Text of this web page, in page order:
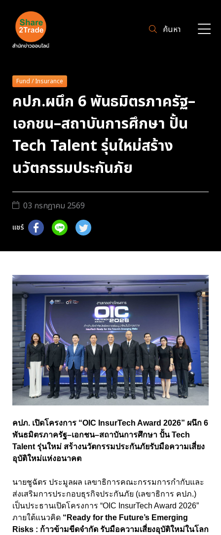
ค้นหา
Fund / Insurance
คปภ.ผนึก 6 พันธมิตรภาครัฐ–
เอกชน–สถาบันการศึกษา ปั้น
Tech Talent รุ่นใหม่สร้าง
นวัตกรรมประกันภัย
03 กรกฎาคม 2569
แชร์
คปภ. เปิดโครงการ “OIC InsurTech Award 2026” ผนึก 6
พันธมิตรภาครัฐ–เอกชน–สถาบันการศึกษา ปั้น Tech
Talent รุ่นใหม่ สร้างนวัตกรรมประกันภัยรับมือความเสี่ยง
อุบัติใหม่แห่งอนาคต
นายชูฉัตร ประมูลผล เลขาธิการคณะกรรมการกำกับและ
ส่งเสริมการประกอบธุรกิจประกันภัย (เลขาธิการ คปภ.)
เป็นประธานเปิดโครงการ “OIC InsurTech Award 2026”
ภายใต้แนวคิด “Ready for the Future’s Emerging
Risks : ก้าวข้ามขีดจำกัด รับมือความเสี่ยงอุบัติใหม่ในโลก